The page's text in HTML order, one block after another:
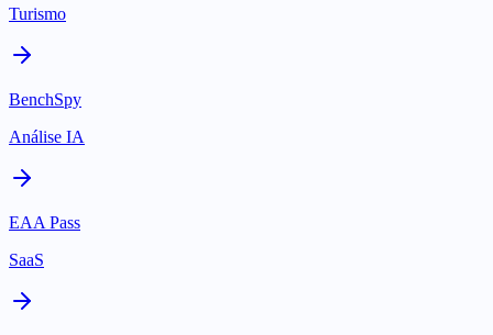
Turismo
BenchSpy
Análise IA
EAA Pass
SaaS